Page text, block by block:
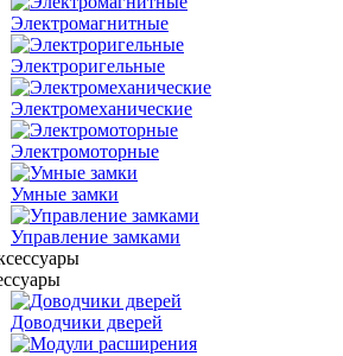
Электромагнитные
Электроригельные
Электромеханические
Электромоторные
Умные замки
Управление замками
Доводчики дверей